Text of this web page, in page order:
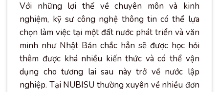
Với những lợi thế về chuyên môn và kinh
nghiệm, kỹ sư công nghệ thông tin có thể lựa
chọn làm việc tại một đất nước phát triển và văn
minh như Nhật Bản chắc hẳn sẽ được học hỏi
thêm được khá nhiều kiến thức và có thể vận
dụng cho tương lai sau này trở về nước lập
nghiệp. Tại NUBISU thường xuyên về nhiều đơn